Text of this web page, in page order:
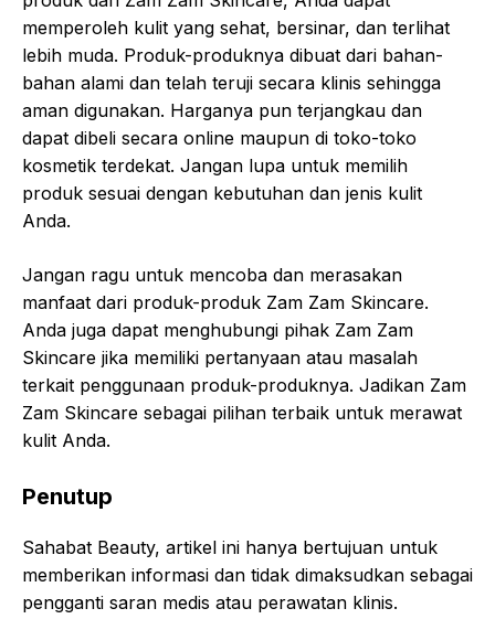
memperoleh kulit yang sehat, bersinar, dan terlihat
lebih muda. Produk-produknya dibuat dari bahan-
bahan alami dan telah teruji secara klinis sehingga
aman digunakan. Harganya pun terjangkau dan
dapat dibeli secara online maupun di toko-toko
kosmetik terdekat. Jangan lupa untuk memilih
produk sesuai dengan kebutuhan dan jenis kulit
Anda.
Jangan ragu untuk mencoba dan merasakan
manfaat dari produk-produk Zam Zam Skincare.
Anda juga dapat menghubungi pihak Zam Zam
Skincare jika memiliki pertanyaan atau masalah
terkait penggunaan produk-produknya. Jadikan Zam
Zam Skincare sebagai pilihan terbaik untuk merawat
kulit Anda.
Penutup
Sahabat Beauty, artikel ini hanya bertujuan untuk
memberikan informasi dan tidak dimaksudkan sebagai
pengganti saran medis atau perawatan klinis.